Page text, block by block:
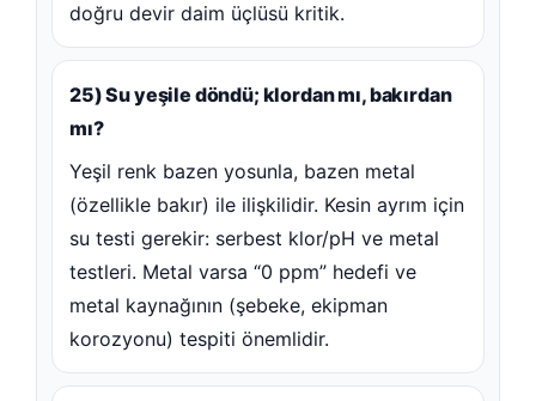
doğru devir daim üçlüsü kritik.
25) Su yeşile döndü; klordan mı, bakırdan
mı?
Yeşil renk bazen yosunla, bazen metal
(özellikle bakır) ile ilişkilidir. Kesin ayrım için
su testi gerekir: serbest klor/pH ve metal
testleri. Metal varsa “0 ppm” hedefi ve
metal kaynağının (şebeke, ekipman
korozyonu) tespiti önemlidir.